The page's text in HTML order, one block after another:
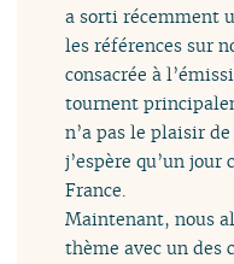
a sorti récemment
les références sur
consacrée à
tournent
n’a pas le plaisir
j’espère qu’un
France.
Maintenant, nous
thème avec un des